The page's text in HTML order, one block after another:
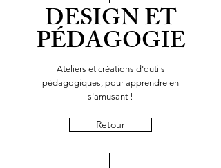
DESIGN ET
PÉDAGOGIE
Ateliers et créations d'outils
pédagogiques, pour apprendre en
s'amusant !
Retour